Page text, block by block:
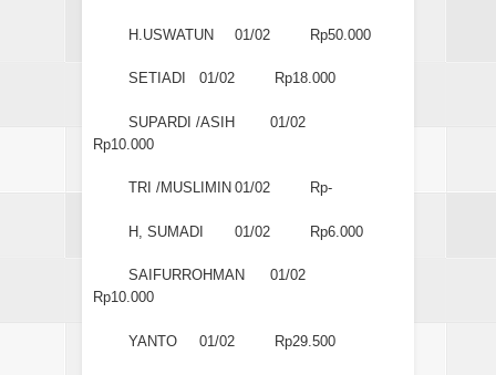
H.USWATUN 01/02 Rp50.000
SETIADI 01/02 Rp18.000
SUPARDI /ASIH
01/02
Rp10.000
TRI /MUSLIMIN 01/02 Rp-
H, SUMADI 01/02 Rp6.000
SAIFURROHMAN
01/02
Rp10.000
YANTO 01/02 Rp29.500